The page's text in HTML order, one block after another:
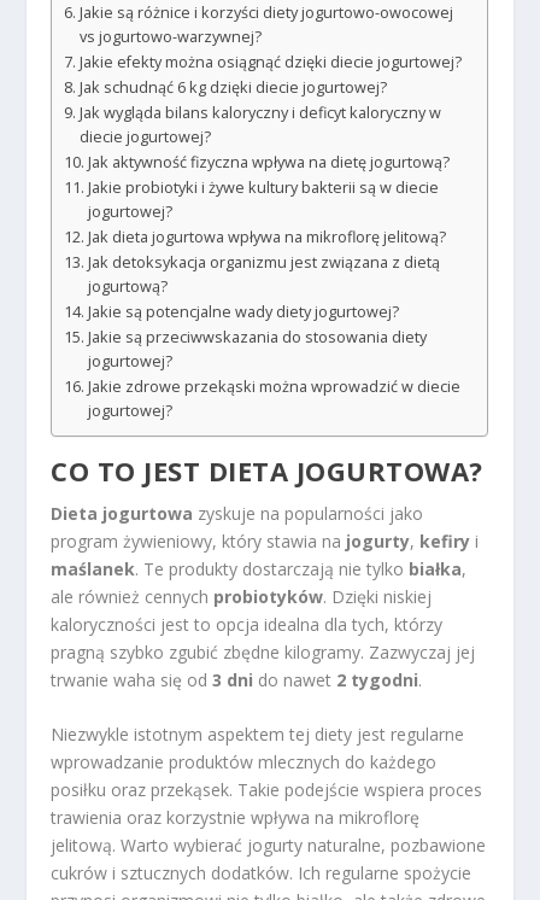
Jakie są różnice i korzyści diety jogurtowo-owocowej
vs jogurtowo-warzywnej?
Jakie efekty można osiągnąć dzięki diecie jogurtowej?
Jak schudnąć 6 kg dzięki diecie jogurtowej?
Jak wygląda bilans kaloryczny i deficyt kaloryczny w
diecie jogurtowej?
Jak aktywność fizyczna wpływa na dietę jogurtową?
Jakie probiotyki i żywe kultury bakterii są w diecie
jogurtowej?
Jak dieta jogurtowa wpływa na mikroflorę jelitową?
Jak detoksykacja organizmu jest związana z dietą
jogurtową?
Jakie są potencjalne wady diety jogurtowej?
Jakie są przeciwwskazania do stosowania diety
jogurtowej?
Jakie zdrowe przekąski można wprowadzić w diecie
jogurtowej?
CO TO JEST DIETA JOGURTOWA?
Dieta jogurtowa zyskuje na popularności jako
program żywieniowy, który stawia na jogurty, kefiry i
maślanek. Te produkty dostarczają nie tylko białka,
ale również cennych probiotyków. Dzięki niskiej
kaloryczności jest to opcja idealna dla tych, którzy
pragną szybko zgubić zbędne kilogramy. Zazwyczaj jej
trwanie waha się od3 dni do nawet 2 tygodni.
Niezwykle istotnym aspektem tej diety jest regularne
wprowadzanie produktów mlecznych do każdego
posiłku oraz przekąsek. Takie podejście wspiera proces
trawienia oraz korzystnie wpływa na mikroflorę
jelitową. Warto wybierać jogurty naturalne, pozbawione
cukrów i sztucznych dodatków. Ich regularne spożycie